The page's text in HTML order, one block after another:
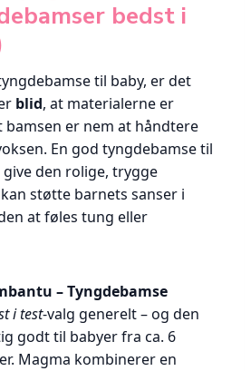
bedst i
til baby, er det
blid, at materialerne er
er nem at håndtere
En god tyngdebamse til
den rolige, trygge
støtte barnets sanser i
at føles tung eller
– Tyngdebamse
i test-valg generelt – og den
godt til babyer fra ca. 6
Magma kombinerer en